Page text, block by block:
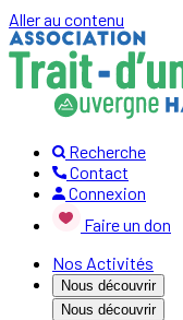
Aller au contenu
Recherche
Contact
Connexion
Faire un don
Nos Activités
Nous découvrir
Nous découvrir